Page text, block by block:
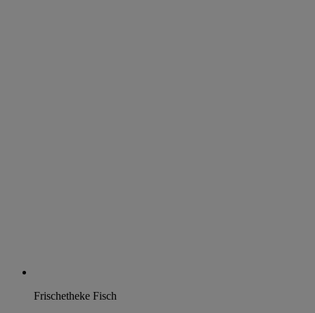
Frischetheke Fisch